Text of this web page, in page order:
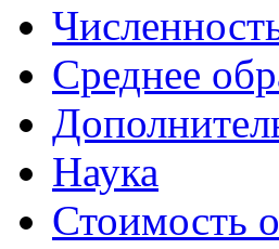
Среднее
Наука
Стоимость